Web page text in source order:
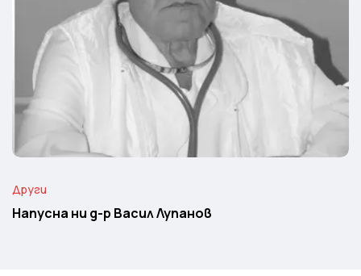
Други
Напусна ни д-р Васил Лупанов